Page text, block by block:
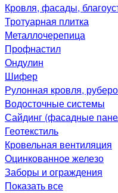
Кровля, фасады,
Тротуарная плитка
Металлочерепица
Профнастил
Ондулин
Шифер
Рулонная кровля,
Водосточные системы
Сайдинг (фасадные
Геотекстиль
Кровельная вентиляция
Оцинкованное железо
Заборы и ограждения
Показать все